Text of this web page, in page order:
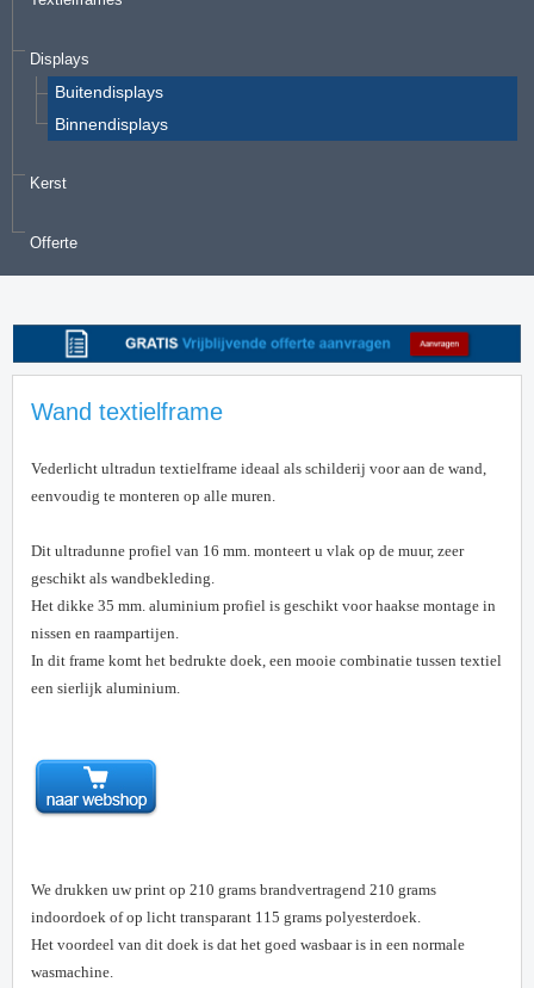
Displays
Buitendisplays
Binnendisplays
Kerst
Offerte
Wand textielframe
Vederlicht ultradun textielframe ideaal als schilderij voor aan de wand,
eenvoudig te monteren op alle muren.
Dit ultradunne profiel van 16 mm. monteert u vlak op de muur, zeer
geschikt als wandbekleding.
Het dikke 35 mm. aluminium profiel is geschikt voor haakse montage in
nissen en raampartijen.
In dit frame komt het bedrukte doek, een mooie combinatie tussen textiel
een sierlijk aluminium.
We drukken uw print op 210 grams brandvertragend 210 grams
indoordoek of op licht transparant 115 grams polyesterdoek.
Het voordeel van dit doek is dat het goed wasbaar is in een normale
wasmachine.